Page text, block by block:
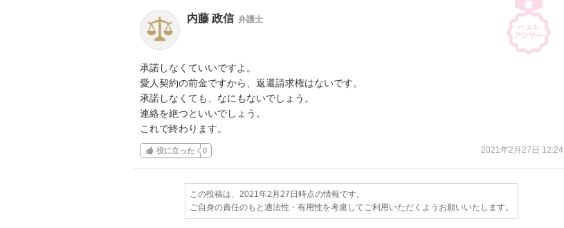
内藤 政信 弁護士
承諾しなくていいですよ。
愛人契約の前金ですから、返還請求権はないです。
承諾しなくても、なにもないでしょう。
連絡を絶つといいでしょう。
これで終わります。
役に立った 0 2021年2月27日 12:24
この投稿は、2021年2月27日時点の情報です。
ご自身の責任のもと適法性・有用性を考慮してご利用いただくようお願いいたします。